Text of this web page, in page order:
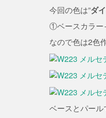
今回の色は”ダ
①ベースカラ
なので色は2色
ベースとパー